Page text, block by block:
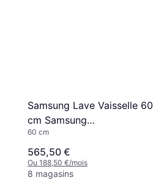
Samsung Lave Vaisselle 60
cm Samsung
DW60DG790FSL
60 cm
565,50 €
Ou 188,50 €/mois
8 magasins